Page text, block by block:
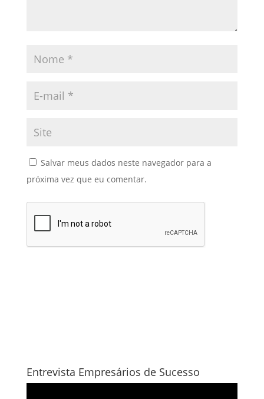
Salvar meus dados neste navegador para a
próxima vez que eu comentar.
Entrevista Empresários de Sucesso